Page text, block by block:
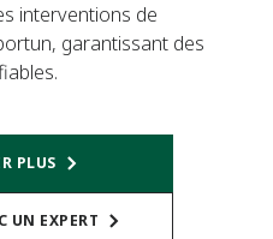
interventions de
garantissant des
PLUS
UN EXPERT